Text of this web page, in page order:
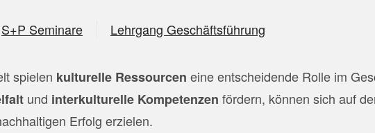
S+P Seminare Lehrgang Geschäftsführung
spielen kulturelle Ressourcen eine entscheidende Rolle im
und interkulturelle Kompetenzen fördern, können sich auf
Erfolg erzielen.